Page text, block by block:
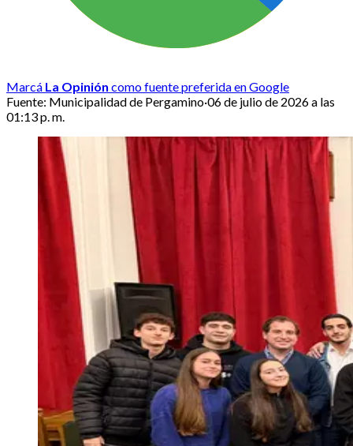
Marcá La Opinión como fuente preferida en Google
Fuente: Municipalidad de Pergamino·06 de julio de 2026 a las
01:13 p. m.